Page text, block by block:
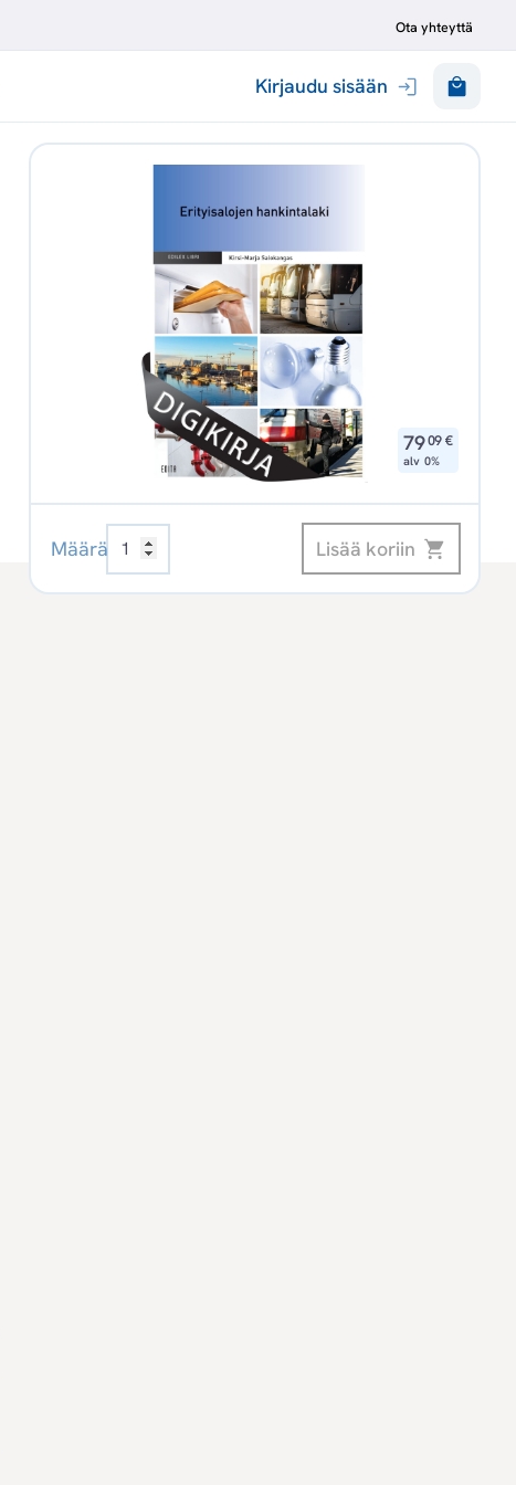
Ota yhteyttä
Kirjaudu sisään
79,09€
alv 0%
Määrä Erityisalojen
Digikirja
Lisää koriin